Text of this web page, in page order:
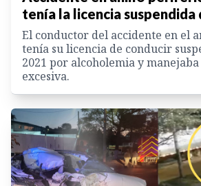
tenía la licencia suspendida
El conductor del accidente en el
tenía su licencia de conducir
2021 por alcoholemia y
excesiva.